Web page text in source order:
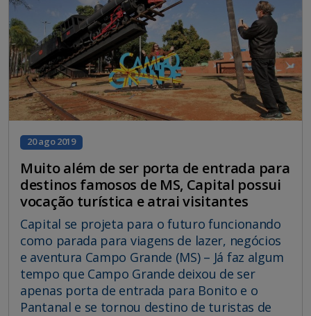
20 ago 2019
Muito além de ser porta de entrada para
destinos famosos de MS, Capital possui
vocação turística e atrai visitantes
Capital se projeta para o futuro funcionando
como parada para viagens de lazer, negócios
e aventura Campo Grande (MS) – Já faz algum
tempo que Campo Grande deixou de ser
apenas porta de entrada para Bonito e o
Pantanal e se tornou destino de turistas de